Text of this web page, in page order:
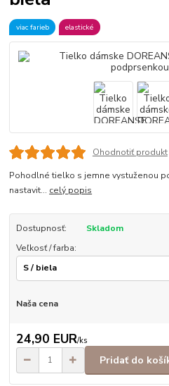
viac farieb elastické
Ohodnotiť produkt
Pohodlné tielko s jemne vystuženou
nastavit... celý popis
Dostupnosť:
Skladom
Veľkosť / farba:
Naša cena
24,90 EUR/ks
Pridať do